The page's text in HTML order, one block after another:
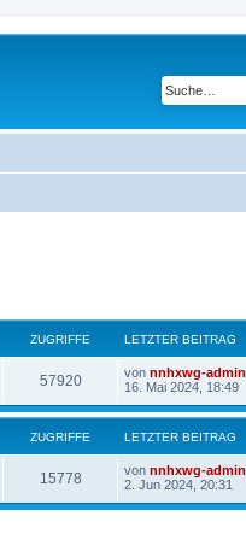
ZUGRIFFE LETZTER BEITRAG
57920 von nnhxwg-admin
16. Mai 2024, 18:49
ZUGRIFFE LETZTER BEITRAG
15778 von nnhxwg-admin
2. Jun 2024, 20:31